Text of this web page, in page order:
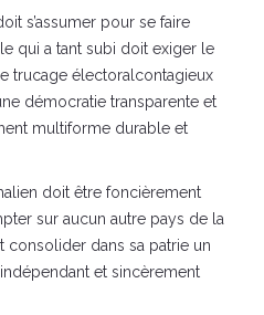
s’assumer pour se faire
qui a tant subi doit exiger le
trucage électoralcontagieux
démocratie transparente et
multiforme durable et
doit être foncièrement
sur aucun autre pays de la
consolider dans sa patrie un
et sincèrement